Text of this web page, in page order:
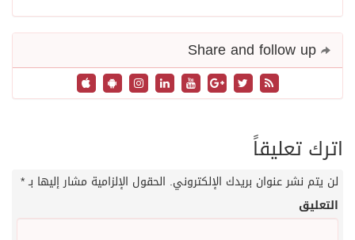
اترك تعليقاً
لن يتم نشر عنوان بريدك الإلكتروني. الحقول الإلزامية مشار إليها بـ*
التعليق